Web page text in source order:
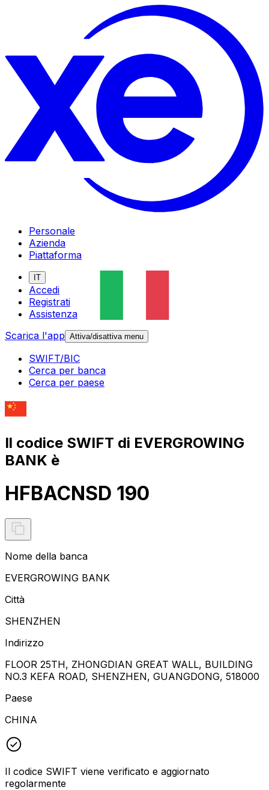
Personale
Azienda
Piattaforma
IT
Accedi
Registrati
Assistenza
Scarica l'app Attiva/disattiva menu
SWIFT/BIC
Cerca per banca
Cerca per paese
Il codice SWIFT di EVERGROWING
BANK è
HFBACNSD 190
Nome della banca
EVERGROWING BANK
Città
SHENZHEN
Indirizzo
FLOOR 25TH, ZHONGDIAN GREAT WALL, BUILDING
NO.3 KEFA ROAD, SHENZHEN, GUANGDONG, 518000
Paese
CHINA
Il codice SWIFT viene verificato e aggiornato
regolarmente